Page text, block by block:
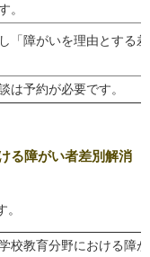
。
「障がいを理由とする
は予約が必要です。
る障がい者差別解消
校教育分野における障